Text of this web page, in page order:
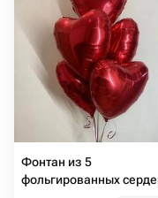
Фонтан из 5
фольгированных